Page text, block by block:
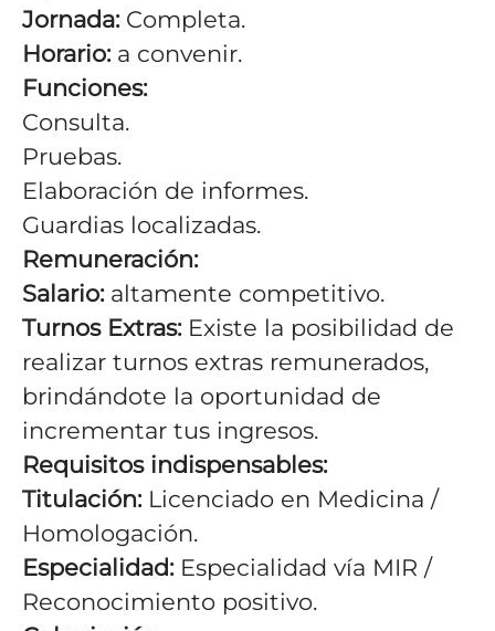
Jornada: Completa.
Horario: a convenir.
Funciones:
Consulta.
Pruebas.
Elaboración de informes.
Guardias localizadas.
Remuneración:
Salario: altamente competitivo.
Turnos Extras: Existe la posibilidad de
realizar turnos extras remunerados,
brindándote la oportunidad de
incrementar tus ingresos.
Requisitos indispensables:
Titulación: Licenciado en Medicina /
Homologación.
Especialidad: Especialidad vía MIR /
Reconocimiento positivo.